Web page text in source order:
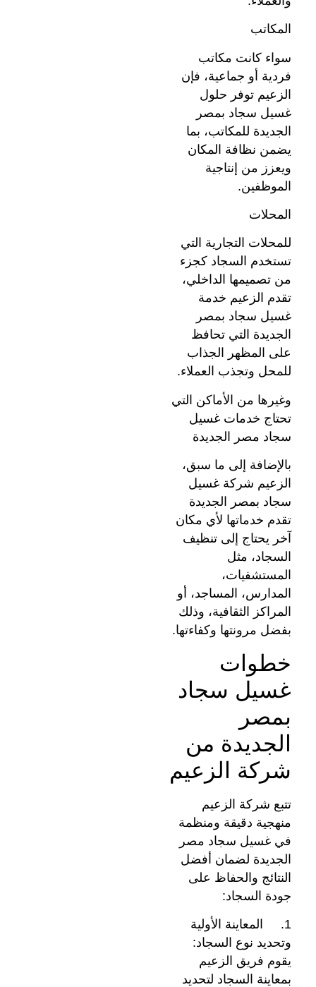
المكاتب
سواء كانت مكاتب
فردية أو جماعية، فإن
الزعيم توفر حلول
غسيل سجاد بمصر
الجديدة للمكاتب، بما
يضمن نظافة المكان
ويعزز من إنتاجية
الموظفين.
المحلات
للمحلات التجارية التي
تستخدم السجاد كجزء
من تصميمها الداخلي،
تقدم الزعيم خدمة
غسيل سجاد بمصر
الجديدة التي تحافظ
على المظهر الجذاب
للمحل وتجذب العملاء.
وغيرها من الأماكن التي
تحتاج خدمات غسيل
سجاد مصر الجديدة
بالإضافة إلى ما سبق،
الزعيم شركة غسيل
سجاد بمصر الجديدة
تقدم خدماتها لأي مكان
آخر يحتاج إلى تنظيف
السجاد، مثل
المستشفيات،
المدارس، المساجد، أو
المراكز الثقافية، وذلك
بفضل مرونتها وكفاءتها.
خطوات
غسيل سجاد
بمصر
الجديدة من
شركة الزعيم
تتبع شركة الزعيم
منهجية دقيقة ومنظمة
في غسيل سجاد مصر
الجديدة لضمان أفضل
النتائج والحفاظ على
جودة السجاد:
1. المعاينة الأولية
وتحديد نوع السجاد:
يقوم فريق الزعيم
بمعاينة السجاد لتحديد